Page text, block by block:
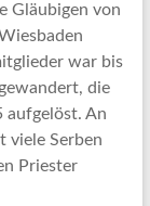
Gläubigen von
war bis
die
aufgelöst. An
viele Serben
Priester